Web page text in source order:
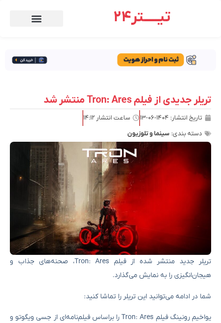
تیـــــتر24
تریلر جدیدی از فیلم Tron: Ares منتشر شد
تاریخ انتشار: ۱۴۰۴-۰۶-۱۳ ساعت انتشار ۱۴:۱۲
دسته بندی: سینما و تلوزیون
تریلر جدید منتشر شده از فیلم Tron: Ares، صحنه‌های جذاب و
هیجان‌انگیزی را به نمایش می‌گذارد.
شما در ادامه می‌توانید این تریلر را تماشا کنید:
یواخیم رونینگ فیلم Tron: Ares را براساس فیلم‌نامه‌ای از جسی ویگوتو و